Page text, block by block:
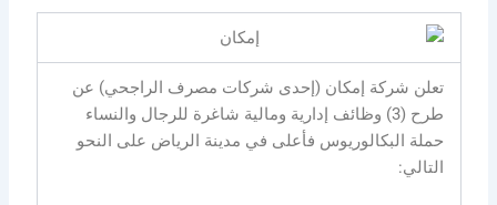
تعلن شركة إمكان (إحدى شركات مصرف الراجحي) عن
طرح (3) وظائف إدارية ومالية شاغرة للرجال والنساء
حملة البكالوريوس فأعلى في مدينة الرياض على النحو
التالي: